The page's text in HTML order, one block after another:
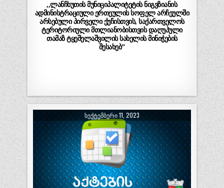
,,ლანჩხუთის მუნიციპალიტეტის ნიგვზიანის
ადმინისტრაციული ერთეულის სოფელ არჩეულში
არსებული პირველი ქუჩისთვის, საქართველოს
ტერიტორიული მთლიანობისთვის დაღუპული
თამაზ ტყეშელაშვილის სახელის მინიჭების
შესახებ”
ᲡᲔᲥᲢᲔᲛᲑᲔᲠᲘ 11, 2023